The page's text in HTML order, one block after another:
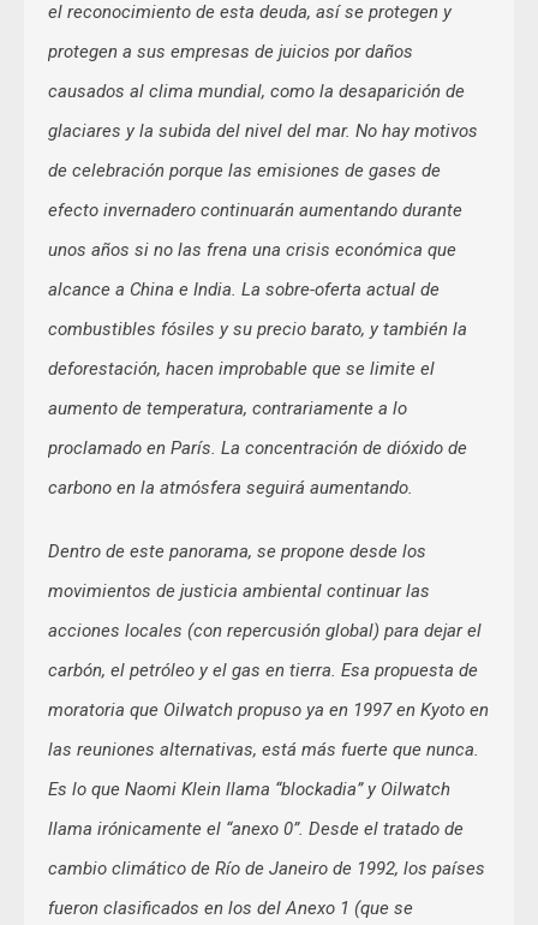
el reconocimiento de esta deuda, así se protegen y
protegen a sus empresas de juicios por daños
causados al clima mundial, como la desaparición de
glaciares y la subida del nivel del mar. No hay motivos
de celebración porque las emisiones de gases de
efecto invernadero continuarán aumentando durante
unos años si no las frena una crisis económica que
alcance a China e India. La sobre-oferta actual de
combustibles fósiles y su precio barato, y también la
deforestación, hacen improbable que se limite el
aumento de temperatura, contrariamente a lo
proclamado en París. La concentración de dióxido de
carbono en la atmósfera seguirá aumentando.
Dentro de este panorama, se propone desde los
movimientos de justicia ambiental continuar las
acciones locales (con repercusión global) para dejar el
carbón, el petróleo y el gas en tierra. Esa propuesta de
moratoria que Oilwatch propuso ya en 1997 en Kyoto en
las reuniones alternativas, está más fuerte que nunca.
Es lo que Naomi Klein llama “blockadia” y Oilwatch
llama irónicamente el “anexo 0”. Desde el tratado de
cambio climático de Río de Janeiro de 1992, los países
fueron clasificados en los del Anexo 1 (que se